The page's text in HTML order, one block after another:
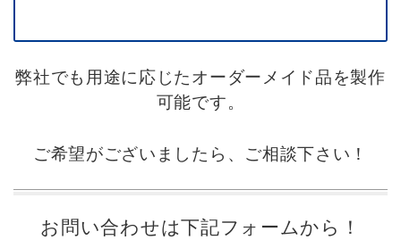
弊社でも用途に応じたオーダーメイド品を製作
可能です。
ご希望がございましたら、ご相談下さい！
お問い合わせは下記フォームから！